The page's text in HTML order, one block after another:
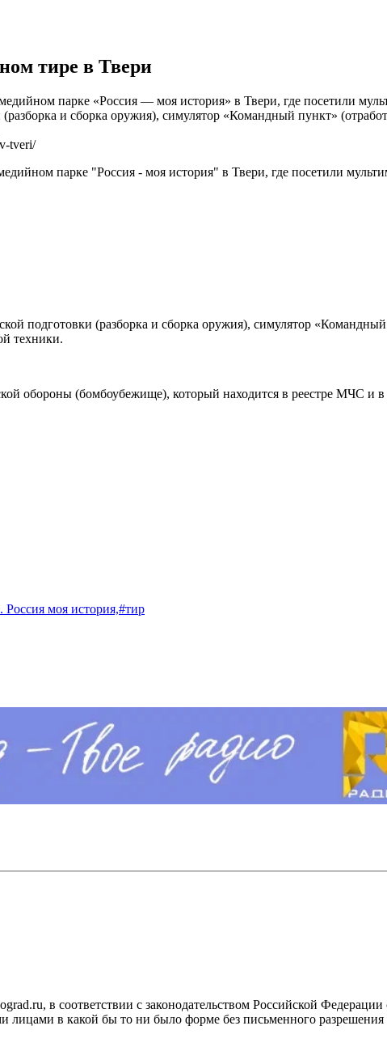
тире в Твери
парке «Россия — моя история» в Твери, где посетили
и сборка оружия), симулятор «Командный пункт»
tveri/
парке "Россия - моя история" в Твери, где посетили
подготовки (разборка и сборка оружия), симулятор
техники.
обороны (бомбоубежище), который находится в реестре МЧС и в
Россия моя история,#тир
в соответствии с законодательством Российской Федерации
в какой бы то ни было форме без письменного разрешения